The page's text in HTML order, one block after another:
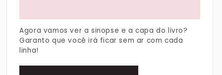
Agora vamos ver a sinopse e a capa do livro?
Garanto que você irá ficar sem ar com cada
linha!